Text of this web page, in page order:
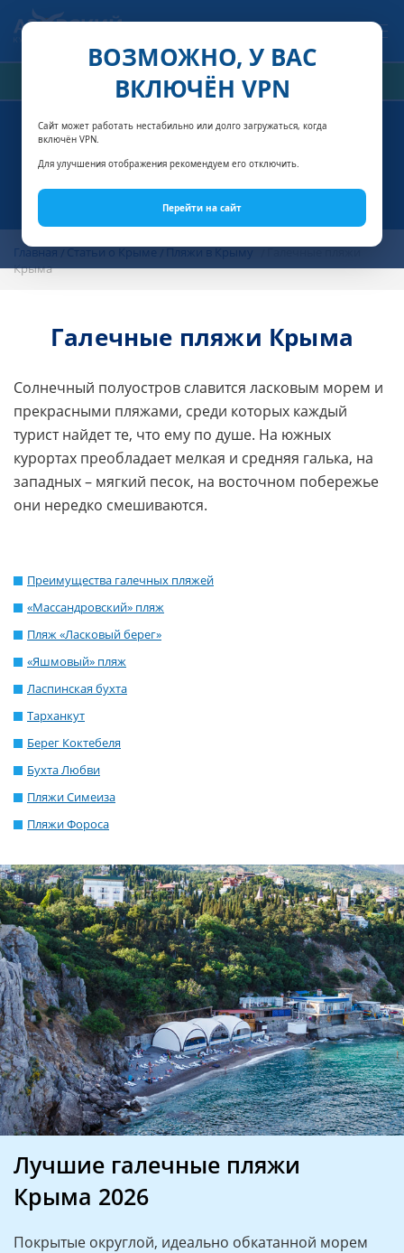
ВОЗМОЖНО, У ВАС
ВКЛЮЧЁН VPN
Сайт может работать нестабильно или долго загружаться, когда
включён VPN.
Для улучшения отображения рекомендуем его отключить.
Перейти на сайт
РАСЧЁТ СТОИМОСТИ
Главная Статьи о Крыме Пляжи в Крыму
Крыма
Галечные пляжи Крыма
Солнечный полуостров славится ласковым морем и
прекрасными пляжами, среди которых каждый
турист найдет те, что ему по душе. На южных
курортах преобладает мелкая и средняя галька, на
западных – мягкий песок, на восточном побережье
они нередко смешиваются.
Преимущества галечных пляжей
«Массандровский» пляж
Пляж «Ласковый берег»
«Яшмовый» пляж
Ласпинская бухта
Тарханкут
Берег Коктебеля
Бухта Любви
Пляжи Симеиза
Пляжи Фороса
Лучшие галечные пляжи
Крыма 2026
Покрытые округлой, идеально обкатанной морем